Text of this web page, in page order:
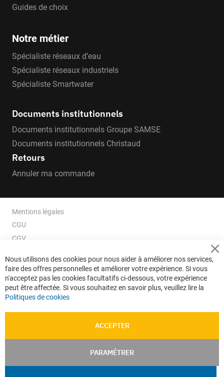
Guides de choix
Notre métier
Spécialiste réseaux d’eau
Spécialiste réseaux industriels
Spécialiste Smartwater
Documents institutionnels
Documents institutionnels Groupe SAMSE
Documents institutionnels Christaud
Retours
Annuler ma commande
Mentions légales
CGU
CGV
Données personnelles
Confidentialité
Plan du site
Nous utilisons des cookies pour nous aider à améliorer nos services,
faire des offres personnelles et améliorer votre expérience. Si vous
n'acceptez pas les cookies facultatifs ci-dessous, votre expérience
peut être affectée. Si vous souhaitez en savoir plus, veuillez lire la
Politiques de cookies
ACCEPTER
PARAMÉTRER